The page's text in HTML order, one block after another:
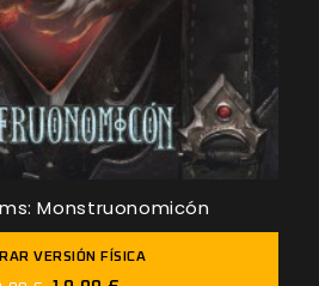
Monstruonomicón
VERSIÓN FÍSICA